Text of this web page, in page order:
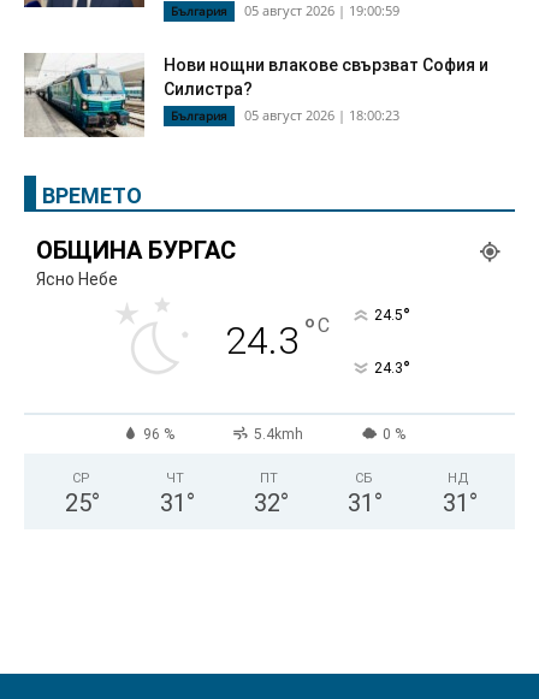
България 05 август 2026 | 19:00:59
Нови нощни влакове свързват София и
Силистра?
България 05 август 2026 | 18:00:23
ВРЕМЕТО
ОБЩИНА БУРГАС
Ясно Небе
24.3 °C 24.5°
24.3°
96 % 5.4kmh 0 %
СР
25°
ЧТ
31 °
ПТ
32°
СБ
31 °
НД
31 °